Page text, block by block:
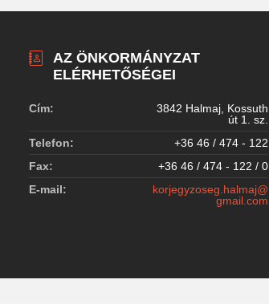
AZ ÖNKORMÁNYZAT
ELÉRHETŐSÉGEI
Cím:
3842 Halmaj, Kossuth
út 1. sz.
Telefon:
+36 46 / 474 - 122
Fax:
+36 46 / 474 - 122 / 0
E-mail:
korjegyzoseg.halmaj@
gmail.com